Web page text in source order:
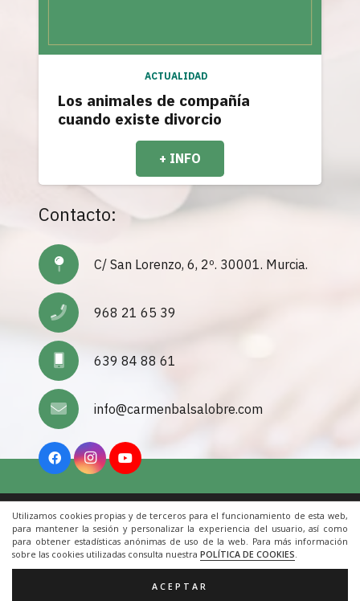
Utilizamos cookies propias y de terceros para el funcionamiento de esta web,
para mantener la sesión y personalizar la experiencia del usuario, así como
para obtener estadísticas anónimas de uso de la web. Para más información
sobre las cookies utilizadas consulta nuestra POLÍTICA DE COOKIES.
ACEPTAR
ACTUALIDAD
Los animales de compañía
cuando existe divorcio
+ INFO
Contacto:
C/ San Lorenzo, 6, 2º. 30001. Murcia.
968 21 65 39
639 84 88 61
info@carmenbalsalobre.com
Inicio|Aviso Legal|Cookies|Contacto
© 2022 Todos los derechos reservados. Una web de
ACRILONIA